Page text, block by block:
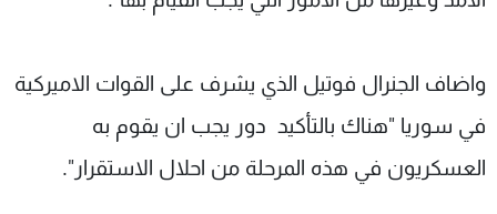
واضاف الجنرال فوتيل الذي يشرف على القوات الاميركية
في سوريا "هناك بالتأكيد دور يجب ان يقوم به
العسكريون في هذه المرحلة من احلال الاستقرار".